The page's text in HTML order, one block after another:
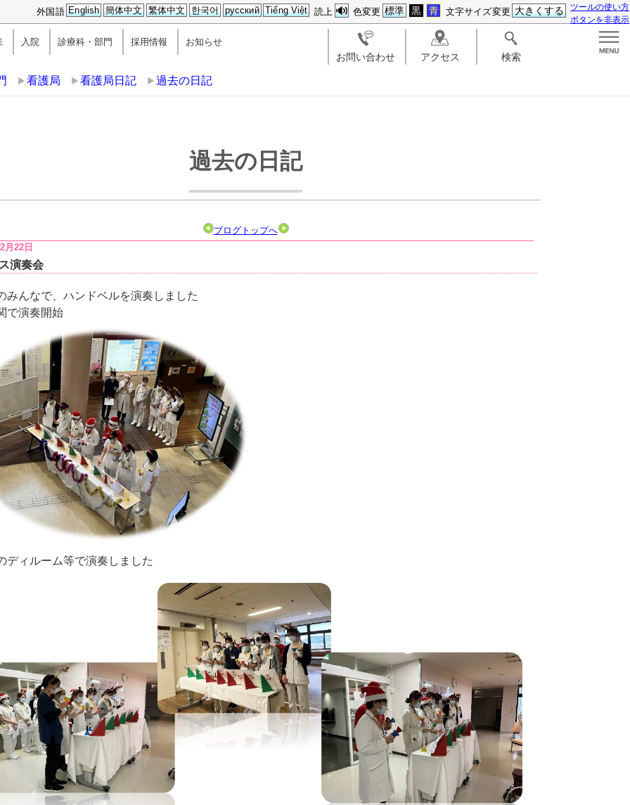
ツールの使い方
ボタンを非表示
文字サイズ変更 大きくする
色変更 標準 黒 青
読上
外国語 English 簡体中文 繁体中文 한국어 русский Tiếng Việt
入院 診療科・部門 採用情報 お知らせ
お問い合わせ アクセス 検索
看護局 看護局日記 過去の日記
過去の日記
ブログトップへ
月22日
演奏会
みんなで、ハンドベルを演奏しました
で演奏開始
ディルーム等で演奏しました